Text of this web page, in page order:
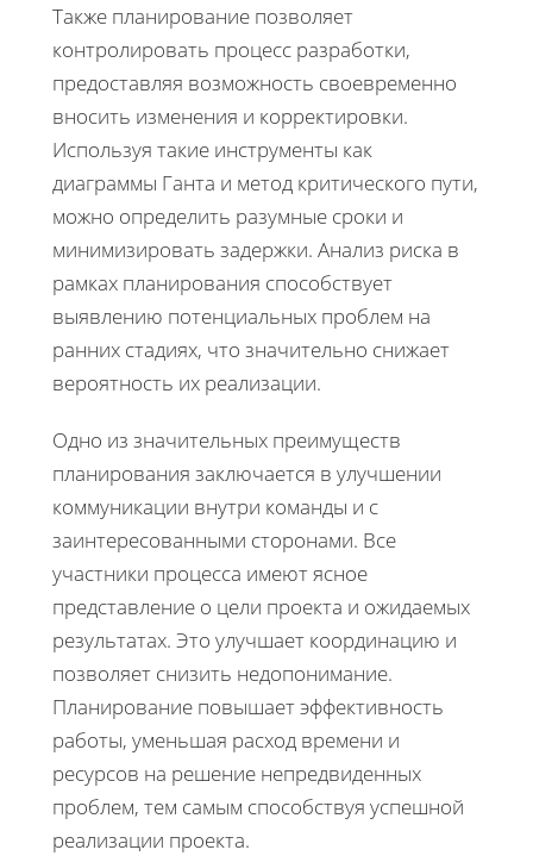
Также планирование позволяет
контролировать процесс разработки,
предоставляя возможность своевременно
вносить изменения и корректировки.
Используя такие инструменты как
диаграммы Ганта и метод критического пути,
можно определить разумные сроки и
минимизировать задержки. Анализ риска в
рамках планирования способствует
выявлению потенциальных проблем на
ранних стадиях, что значительно снижает
вероятность их реализации.
Одно из значительных преимуществ
планирования заключается в улучшении
коммуникации внутри команды и с
заинтересованными сторонами. Все
участники процесса имеют ясное
представление о цели проекта и ожидаемых
результатах. Это улучшает координацию и
позволяет снизить недопонимание.
Планирование повышает эффективность
работы, уменьшая расход времени и
ресурсов на решение непредвиденных
проблем, тем самым способствуя успешной
реализации проекта.